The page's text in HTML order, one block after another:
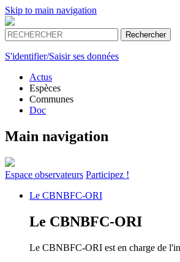
Skip to main navigation
S'identifier/Saisir ses données
Actus
Espèces
Communes
Doc
Main navigation
Espace observateurs Participez !
Le CBNBFC-ORI
Le CBNBFC-ORI
Le CBNBFC-ORI est en charge de